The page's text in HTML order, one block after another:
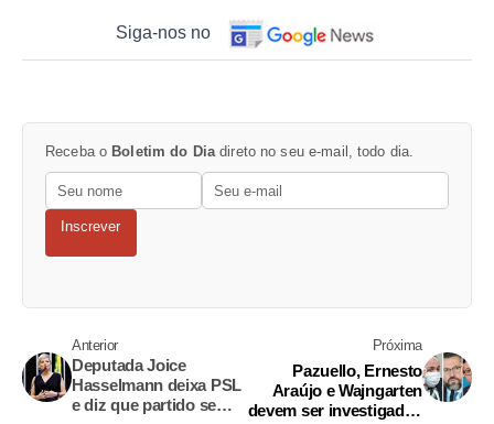
Siga-nos no
Receba o Boletim do Dia direto no seu e-mail, todo dia.
Inscrever
Anterior
Deputada Joice
Hasselmann deixa PSL
e diz que partido se
Próxima
Pazuello, Ernesto
Araújo e Wajngarten
devem ser investigados